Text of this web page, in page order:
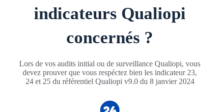
indicateurs Qualiopi
concernés ?
Lors de vos audits initial ou de surveillance Qualiopi, vous
devez prouver que vous respéctez bien les indicateur 23,
24 et 25 du référentiel Qualiopi v9.0 du 8 janvier 2024